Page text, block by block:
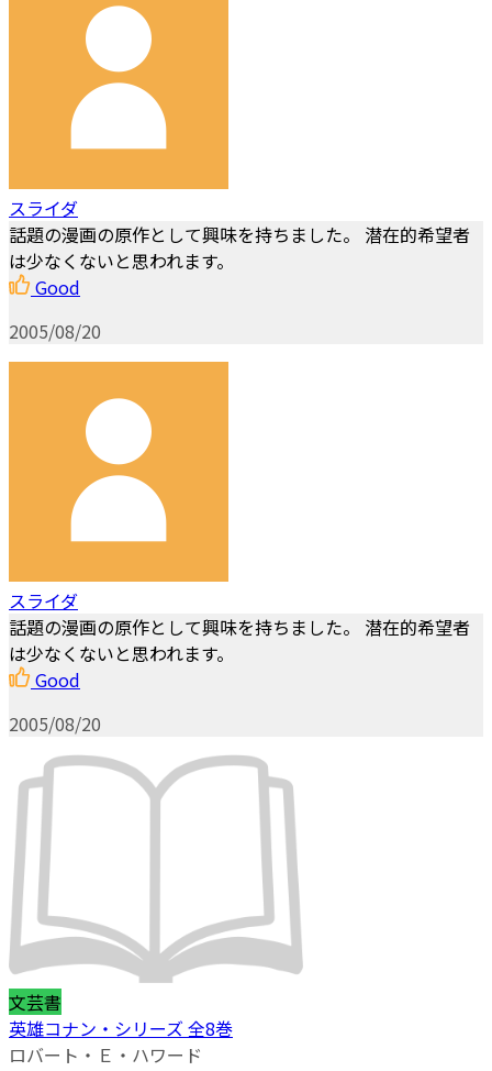
スライダ
話題の漫画の原作として興味を持ちました。 潜在的希望者
は少なくないと思われます。
Good
2005/08/20
スライダ
話題の漫画の原作として興味を持ちました。 潜在的希望者
は少なくないと思われます。
Good
2005/08/20
文芸書
英雄コナン・シリーズ 全8巻
ロバート・Ｅ・ハワード